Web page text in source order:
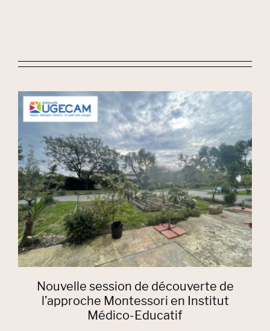
Nouvelle session de découverte de
l’approche Montessori en Institut
Médico-Educatif